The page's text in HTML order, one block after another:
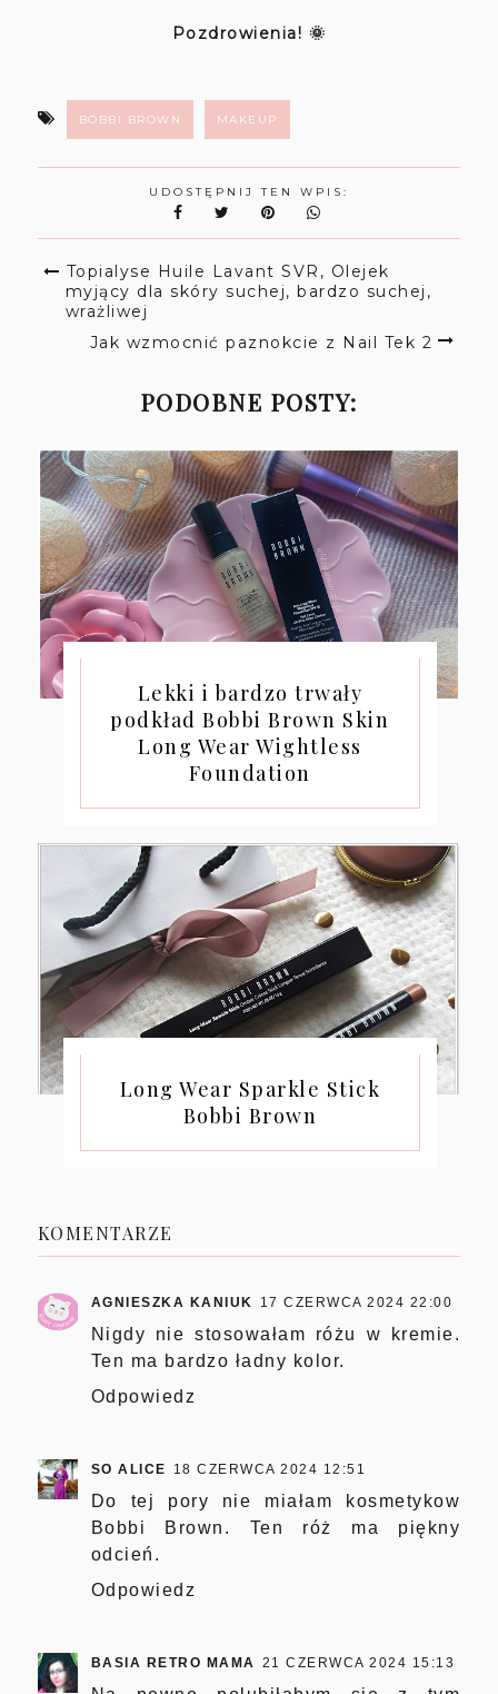
Pozdrowienia! 🌞
BOBBI BROWN MAKEUP
UDOSTĘPNIJ TEN WPIS:
Topialyse Huile Lavant SVR, Olejek
myjący dla skóry suchej, bardzo suchej,
wrażliwej
Jak wzmocnić paznokcie z Nail Tek 2
PODOBNE POSTY:
Lekki i bardzo trwały
podkład Bobbi Brown Skin
Long Wear Wightless
Foundation
Long Wear Sparkle Stick
Bobbi Brown
KOMENTARZE
AGNIESZKA KANIUK 17 CZERWCA 2024 22:00
Nigdy nie stosowałam różu w kremie.
Ten ma bardzo ładny kolor.
Odpowiedz
SO ALICE 18 CZERWCA 2024 12:51
Do tej pory nie miałam kosmetykow
Bobbi Brown. Ten róż ma piękny
odcień.
Odpowiedz
BASIA RETRO MAMA 21 CZERWCA 2024 15:13